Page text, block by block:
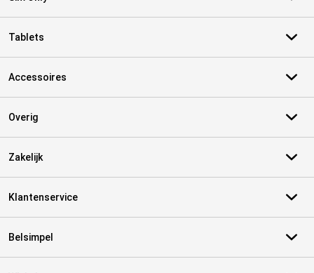
Tablets
Accessoires
Overig
Zakelijk
Klantenservice
Belsimpel